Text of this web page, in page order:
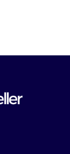
efter
i tommer